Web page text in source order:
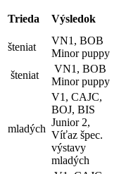
Trieda Výsledok
šteniat
VN1, BOB
Minor puppy
šteniat
VN1, BOB
Minor puppy
mladých
V1, CAJC,
BOJ, BIS
Junior 2,
Víťaz špec.
výstavy
mladých